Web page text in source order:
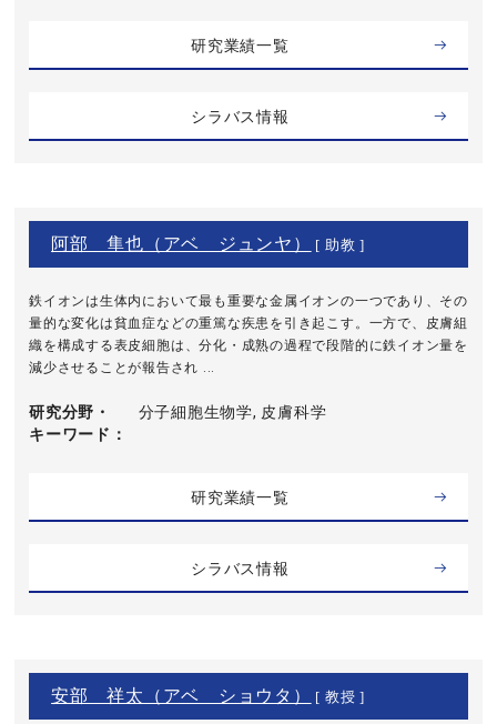
研究業績一覧
シラバス情報
阿部 隼也（アベ ジュンヤ） [ 助教 ]
鉄イオンは生体内において最も重要な金属イオンの一つであり、その
量的な変化は貧血症などの重篤な疾患を引き起こす。一方で、皮膚組
織を構成する表皮細胞は、分化・成熟の過程で段階的に鉄イオン量を
減少させることが報告され ...
研究分野・
キーワード
分子細胞生物学, 皮膚科学
研究業績一覧
シラバス情報
安部 祥太（アベ ショウタ） [ 教授 ]